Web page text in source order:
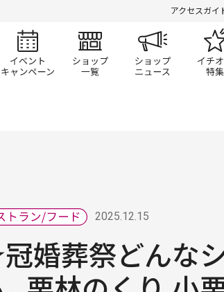
アクセスガイ
チラシ情報 イベント/キャンペーン
ショップ一覧 ショッ
2025.12.15
婚葬祭どんな